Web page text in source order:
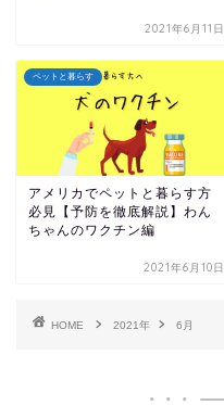
2021年6月11日
ペットと暮らす
アメリカでペットと暮らす方
必見【予防を徹底解説】わん
ちゃんのワクチン編
2021年6月10日
HOME 2021年 6月